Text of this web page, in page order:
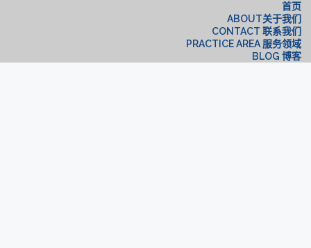
首页
ABOUT关于我们
CONTACT 联系我们
PRACTICE AREA 服务领域
BLOG 博客